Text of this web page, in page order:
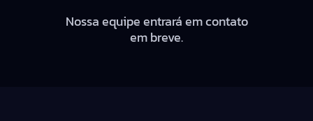
Nossa equipe entrará em contato
em breve.